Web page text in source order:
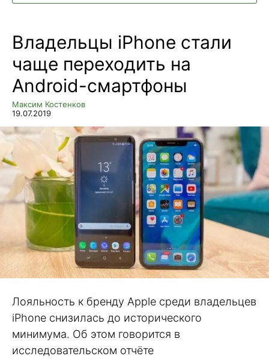
Владельцы iPhone стали
чаще переходить на
Android-смартфоны
Максим Костенков
19.07.2019
Лояльность к бренду Apple среди владельцев
iPhone снизилась до исторического
минимума. Об этом говорится в
исследовательском отчёте